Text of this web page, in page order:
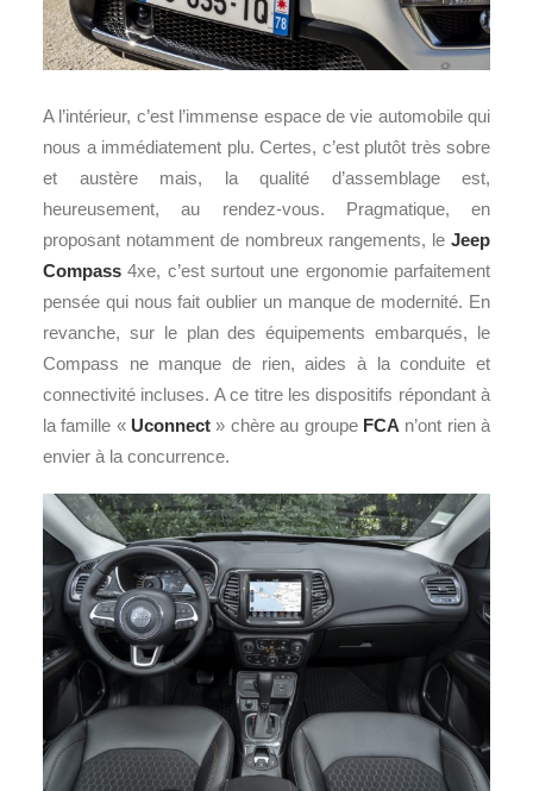
A l’intérieur, c’est l’immense espace de vie automobile qui
nous a immédiatement plu. Certes, c’est plutôt très sobre
et austère mais, la qualité d’assemblage est,
heureusement, au rendez-vous. Pragmatique, en
proposant notamment de nombreux rangements, le Jeep
Compass 4xe, c’est surtout une ergonomie parfaitement
pensée qui nous fait oublier un manque de modernité. En
revanche, sur le plan des équipements embarqués, le
Compass ne manque de rien, aides à la conduite et
connectivité incluses. A ce titre les dispositifs répondant à
la famille « Uconnect » chère au groupe FCA n’ont rien à
envier à la concurrence.